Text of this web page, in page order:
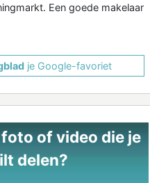
Een goede makelaar
je Google-favoriet
of video die je
delen?